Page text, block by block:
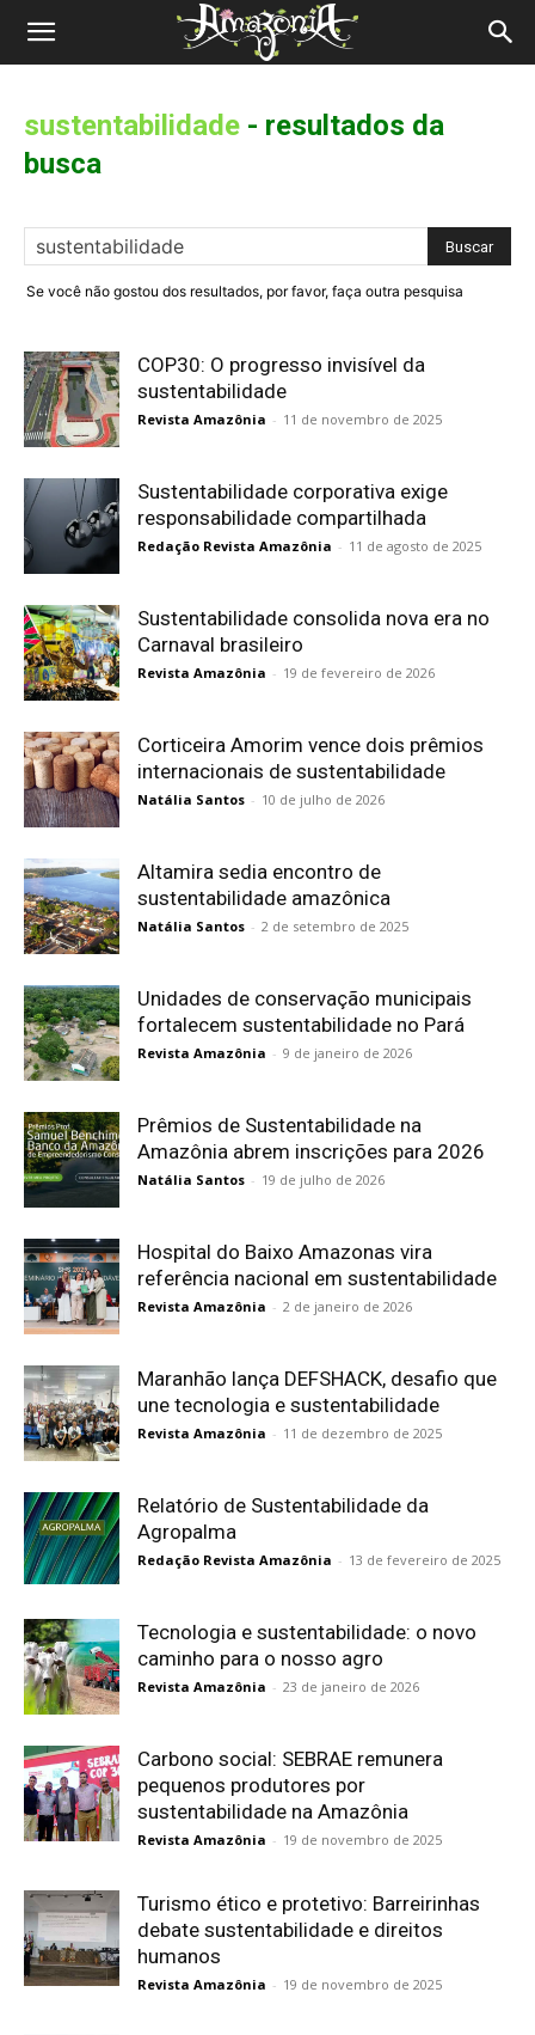
Revista
sustentabilidade - resultados da
busca
Se você não gostou dos resultados, por favor, faça outra pesquisa
COP30: O progresso invisível da
sustentabilidade
Revista Amazônia - 11 de novembro de 2025
Sustentabilidade corporativa exige
responsabilidade compartilhada
Redação Revista Amazônia - 11 de agosto de 2025
Sustentabilidade consolida nova era no
Carnaval brasileiro
Revista Amazônia - 19 de fevereiro de 2026
Corticeira Amorim vence dois prêmios
internacionais de sustentabilidade
Natália Santos - 10 de julho de 2026
Altamira sedia encontro de
sustentabilidade amazônica
Natália Santos - 2 de setembro de 2025
Unidades de conservação municipais
fortalecem sustentabilidade no Pará
Revista Amazônia - 9 de janeiro de 2026
Prêmios de Sustentabilidade na
Amazônia abrem inscrições para 2026
Natália Santos - 19 de julho de 2026
Hospital do Baixo Amazonas vira
referência nacional em sustentabilidade
Revista Amazônia - 2 de janeiro de 2026
Maranhão lança DEFSHACK, desafio que
une tecnologia e sustentabilidade
Revista Amazônia - 11 de dezembro de 2025
Relatório de Sustentabilidade da
Agropalma
Redação Revista Amazônia - 13 de fevereiro de 2025
Tecnologia e sustentabilidade: o novo
caminho para o nosso agro
Revista Amazônia - 23 de janeiro de 2026
Carbono social: SEBRAE remunera
pequenos produtores por
sustentabilidade na Amazônia
Revista Amazônia - 19 de novembro de 2025
Turismo ético e protetivo: Barreirinhas
debate sustentabilidade e direitos
humanos
Revista Amazônia - 19 de novembro de 2025